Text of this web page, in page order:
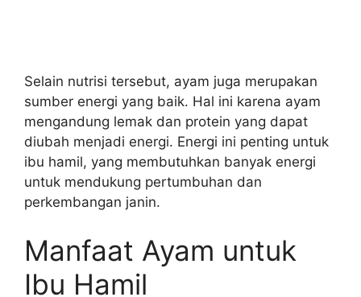
Selain nutrisi tersebut, ayam juga merupakan
sumber energi yang baik. Hal ini karena ayam
mengandung lemak dan protein yang dapat
diubah menjadi energi. Energi ini penting untuk
ibu hamil, yang membutuhkan banyak energi
untuk mendukung pertumbuhan dan
perkembangan janin.
Manfaat Ayam untuk
Ibu Hamil